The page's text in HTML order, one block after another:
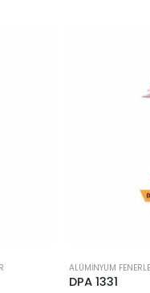
ALÜMINYUM
DPA 1331